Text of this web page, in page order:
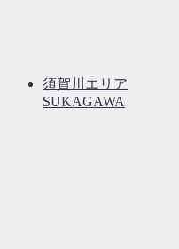
須賀川エリア
SUKAGAWA